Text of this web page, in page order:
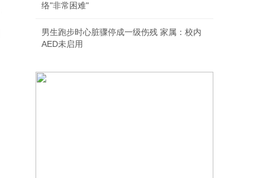
络"非常困难"
男生跑步时心脏骤停成一级伤残 家属：校内
AED未启用